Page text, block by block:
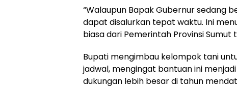
“Walaupun Bapak Gubernur sedang
dapat disalurkan tepat waktu. Ini
biasa dari Pemerintah Provinsi Sumut
Bupati mengimbau kelompok tani
jadwal, mengingat bantuan ini
dukungan lebih besar di tahun